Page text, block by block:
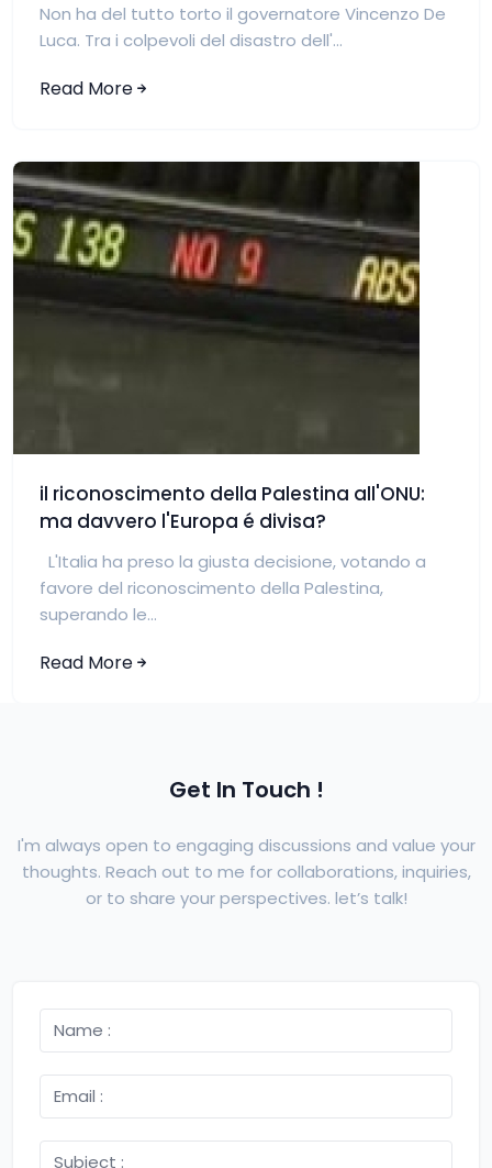
Non ha del tutto torto il governatore Vincenzo De
Luca. Tra i colpevoli del disastro dell'...
Read More
il riconoscimento della Palestina all'ONU:
ma davvero l'Europa é divisa?
L'Italia ha preso la giusta decisione, votando a
favore del riconoscimento della Palestina,
superando le...
Read More
Get In Touch !
I'm always open to engaging discussions and value your
thoughts. Reach out to me for collaborations, inquiries,
or to share your perspectives. let’s talk!